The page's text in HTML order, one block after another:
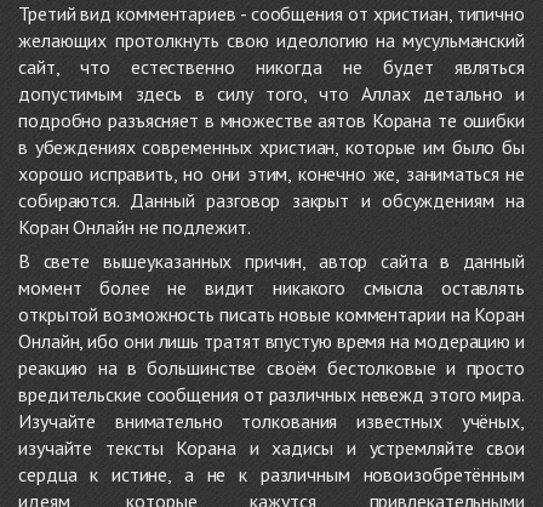
Третий вид комментариев - сообщения от христиан, типично
желающих протолкнуть свою идеологию на мусульманский
сайт, что естественно никогда не будет являться
допустимым здесь в силу того, что Аллах детально и
подробно разъясняет в множестве аятов Корана те ошибки
в убеждениях современных христиан, которые им было бы
хорошо исправить, но они этим, конечно же, заниматься не
собираются. Данный разговор закрыт и обсуждениям на
Коран Онлайн не подлежит.
В свете вышеуказанных причин, автор сайта в данный
момент более не видит никакого смысла оставлять
открытой возможность писать новые комментарии на Коран
Онлайн, ибо они лишь тратят впустую время на модерацию и
реакцию на в большинстве своём бестолковые и просто
вредительские сообщения от различных невежд этого мира.
Изучайте внимательно толкования известных учёных,
изучайте тексты Корана и хадисы и устремляйте свои
сердца к истине, а не к различным новоизобретённым
идеям, которые кажутся привлекательными